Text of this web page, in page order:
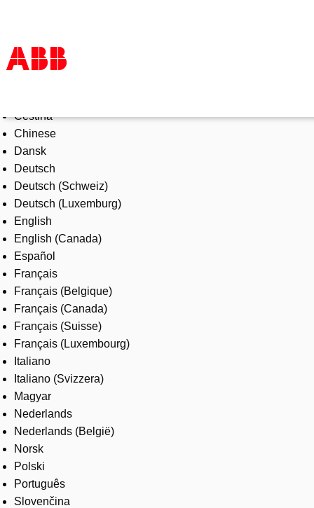
Products & Solutions
Industries
Services
About us
Where to buy
Contact us
Careers
Čeština
Chinese
Dansk
Deutsch
Deutsch (Schweiz)
Deutsch (Luxemburg)
English
English (Canada)
Español
Français
Français (Belgique)
Français (Canada)
Français (Suisse)
Français (Luxembourg)
Italiano
Italiano (Svizzera)
Magyar
Nederlands
Nederlands (België)
Norsk
Polski
Português
Slovenčina